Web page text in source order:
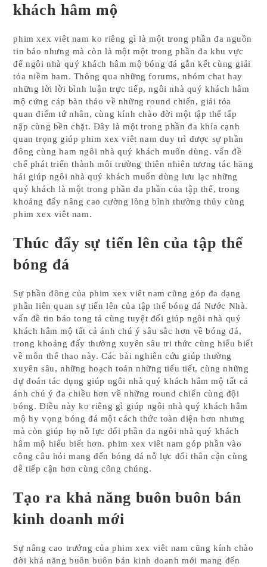
khách hâm mộ
phim xex viêt nam ko riêng gì là một trong phần đa nguồn
tin báo nhưng mà còn là một một trong phần đa khu vực
để ngôi nhà quý khách hâm mộ bóng đá gắn kết cùng giải
tỏa niềm ham. Thông qua những forums, nhóm chat hay
những lời lời bình luận trực tiếp, ngôi nhà quý khách hâm
mộ cứng cáp bàn thảo về những round chiến, giải tỏa
quan điểm tứ nhân, cùng kính chào đời một tập thể tấp
nập cùng bền chặt. Đây là một trong phần đa khía cạnh
quan trọng giúp phim xex viêt nam duy trì được sự phần
đông cùng ham ngôi nhà quý khách muốn dùng. vấn đề
chế phát triển thành môi trường thiên nhiên tương tác hăng
hái giúp ngôi nhà quý khách muốn dùng lưu lạc những
quý khách là một trong phần đa phần của tập thể, trong
khoảng đấy nâng cao cường lòng bình thường thủy cùng
phim xex viêt nam.
Thúc đẩy sự tiến lên của tập thể
bóng đá
Sự phần đông của phim xex viêt nam cũng góp đa dạng
phần liên quan sự tiến lên của tập thể bóng đá Nước Nhà.
vấn đề tin báo tong tả cùng tuyệt đối giúp ngôi nhà quý
khách hâm mộ tất cả ánh chú ý sâu sắc hơn về bóng đá,
trong khoảng đấy thường xuyên sâu tri thức cùng hiểu biết
về môn thể thao này. Các bài nghiên cứu giúp thường
xuyên sâu, những hoạch toán những tiểu tiết, cùng những
dự đoán tác dụng giúp ngôi nhà quý khách hâm mộ tất cả
ánh chú ý đa chiều hơn về những round chiến cùng đội
bóng. Điều này ko riêng gì giúp ngôi nhà quý khách hâm
mộ hy vọng bóng đá một cách thức toàn diện hơn nhưng
mà còn giúp họ nỗ lực đổi phần đa ngôi nhà quý khách
hâm mộ hiểu biết hơn. phim xex viêt nam góp phần vào
công câu hỏi mang đến bóng đá nỗ lực đổi thân cận cùng
dễ tiếp cận hơn cùng công chúng.
Tạo ra khả năng buôn buôn bán
kinh doanh mới
Sự nâng cao trưởng của phim xex viêt nam cũng kính chào
đời khả năng buôn buôn bán kinh doanh mới mang đến